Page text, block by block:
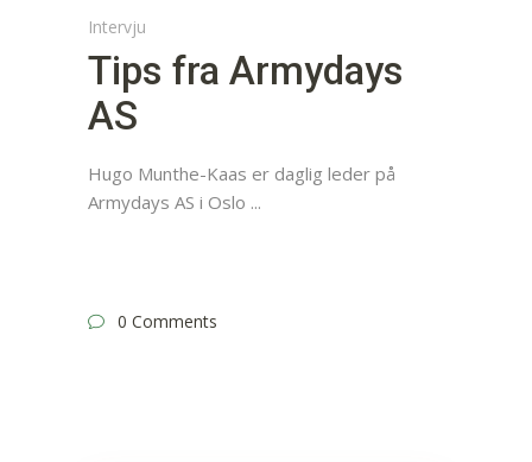
Intervju
Tips fra Armydays
AS
Hugo Munthe-Kaas er daglig leder på
Armydays AS i Oslo
0 Comments